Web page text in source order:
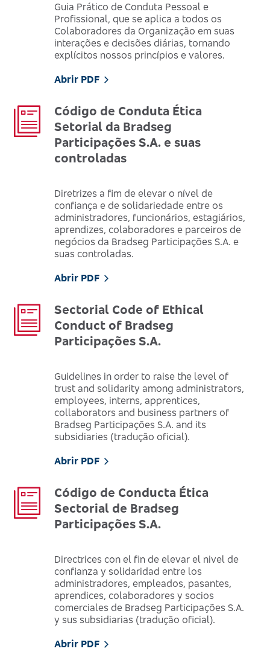
Guia Prático de Conduta Pessoal e
Profissional, que se aplica a todos os
Colaboradores da Organização em suas
interações e decisões diárias, tornando
explícitos nossos princípios e valores.
Abrir PDF
Código de Conduta Ética
Setorial da Bradseg
Participações S.A. e suas
controladas
Diretrizes a fim de elevar o nível de
confiança e de solidariedade entre os
administradores, funcionários, estagiários,
aprendizes, colaboradores e parceiros de
negócios da Bradseg Participações S.A. e
suas controladas.
Abrir PDF
Sectorial Code of Ethical
Conduct of Bradseg
Participações S.A.
Guidelines in order to raise the level of
trust and solidarity among administrators,
employees, interns, apprentices,
collaborators and business partners of
Bradseg Participações S.A. and its
subsidiaries (tradução oficial).
Abrir PDF
Código de Conducta Ética
Sectorial de Bradseg
Participações S.A.
Directrices con el fin de elevar el nivel de
confianza y solidaridad entre los
administradores, empleados, pasantes,
aprendices, colaboradores y socios
comerciales de Bradseg Participações S.A.
y sus subsidiarias (tradução oficial).
Abrir PDF